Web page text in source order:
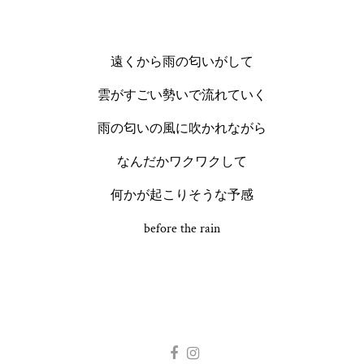
遠くから雨の匂いがして
雲がすごい勢いで流れていく
雨の匂いの風に吹かれながら
なんだかワクワクして
何かが起こりそうな予感
before the rain